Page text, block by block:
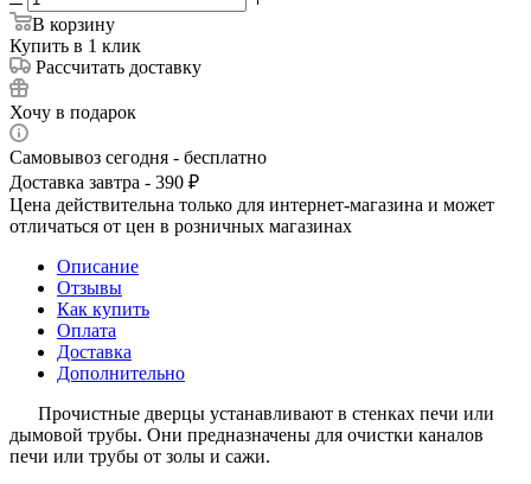
В корзину
Купить в 1 клик
Рассчитать доставку
Хочу в подарок
Самовывоз сегодня - бесплатно
Доставка завтра - 390 ₽
Цена действительна только для интернет-магазина и может
отличаться от цен в розничных магазинах
Описание
Отзывы
Как купить
Оплата
Доставка
Дополнительно
Прочистные дверцы устанавливают в стенках печи или
дымовой трубы. Они предназначены для очистки каналов
печи или трубы от золы и сажи.